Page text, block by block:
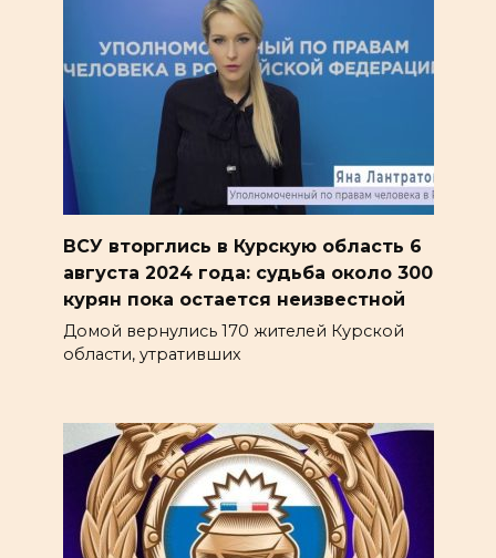
ВСУ вторглись в Курскую область 6
августа 2024 года: судьба около 300
курян пока остается неизвестной
Домой вернулись 170 жителей Курской
области, утративших